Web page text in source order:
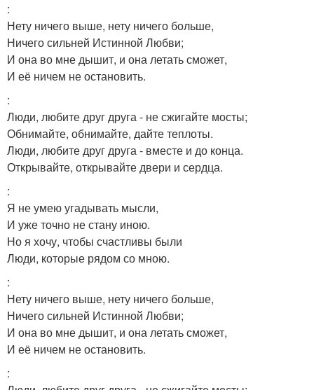
:
Нету ничего выше, нету ничего больше,
Ничего сильней Истинной Любви;
И она во мне дышит, и она летать сможет,
И её ничем не остановить.
:
Люди, любите друг друга - не сжигайте мосты;
Обнимайте, обнимайте, дайте теплоты.
Люди, любите друг друга - вместе и до конца.
Открывайте, открывайте двери и сердца.
:
Я не умею угадывать мысли,
И уже точно не стану иною.
Но я хочу, чтобы счастливы были
Люди, которые рядом со мною.
:
Нету ничего выше, нету ничего больше,
Ничего сильней Истинной Любви;
И она во мне дышит, и она летать сможет,
И её ничем не остановить.
: